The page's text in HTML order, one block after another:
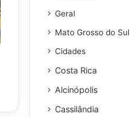
Geral
Mato Grosso do Sul
Cidades
Costa Rica
Alcinópolis
Cassilândia